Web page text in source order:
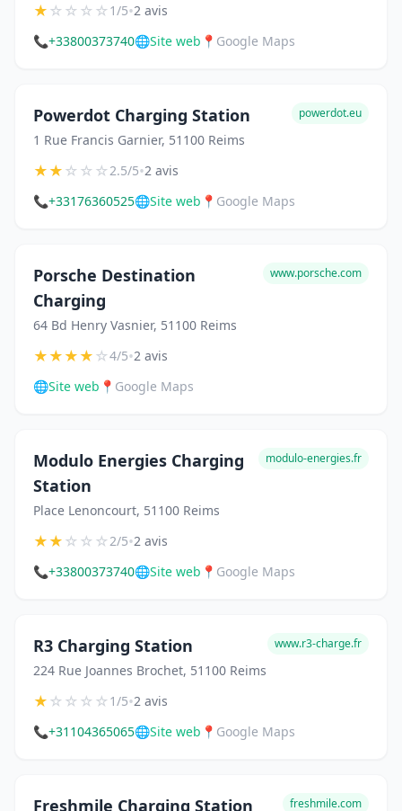
★☆☆☆☆1/5•2 avis
📞+33800373740🌐Site web 📍 Google Maps
Powerdot Charging Station
1 Rue Francis Garnier, 51100 Reims
powerdot.eu
★★☆☆☆2.5/5•2 avis
📞+33176360525🌐Site web 📍 Google Maps
Porsche Destination
Charging
64 Bd Henry Vasnier, 51100 Reims
www.porsche.com
★★★★☆4/5•2 avis
🌐Site web 📍 Google Maps
Modulo Energies Charging
Station
Place Lenoncourt, 51100 Reims
modulo-energies.fr
★★☆☆☆2/5•2 avis
📞+33800373740🌐Site web 📍 Google Maps
R3 Charging Station
224 Rue Joannes Brochet, 51100 Reims
www.r3-charge.fr
★☆☆☆☆1/5•2 avis
📞+31104365065🌐Site web 📍 Google Maps
Freshmile Charging Station freshmile.com